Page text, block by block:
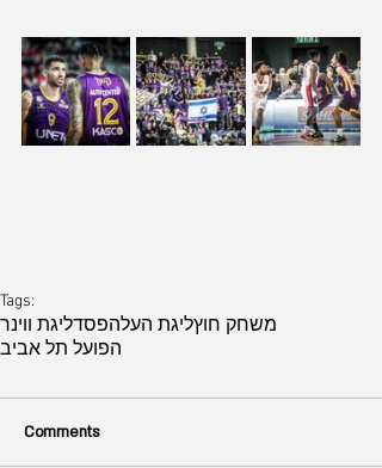
Tags:
ליגת ווינרהפסדליגת העלמשחק חוץ
הפועל תל אביב
Comments